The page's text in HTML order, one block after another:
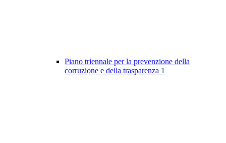
Piano triennale per la prevenzione della
corruzione e della trasparenza 1